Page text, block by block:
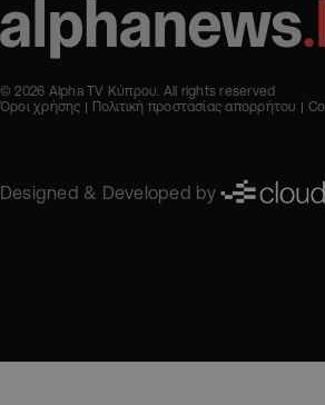
© 2026 Alpha TV Κύπρου. All rights reserved
Όροι χρήσης
Πολιτική προστασίας απορρήτου
Designed & Developed by